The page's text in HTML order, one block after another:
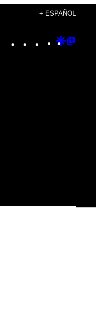
+ ESPAÑOL
Instagram
TikTok
YouTube
Google